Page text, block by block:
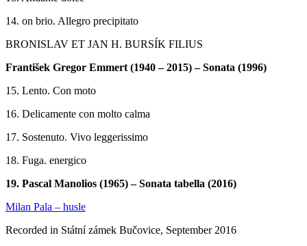
14. on brio. Allegro precipitato
BRONISLAV ET JAN H. BURSÍK FILIUS
František Gregor Emmert (1940 – 2015) – Sonata (1996)
15. Lento. Con moto
16. Delicamente con molto calma
17. Sostenuto. Vivo leggerissimo
18. Fuga. energico
19. Pascal Manolios (1965) – Sonata tabella (2016)
Milan Pala – husle
Recorded in Státní zámek Bučovice, September 2016